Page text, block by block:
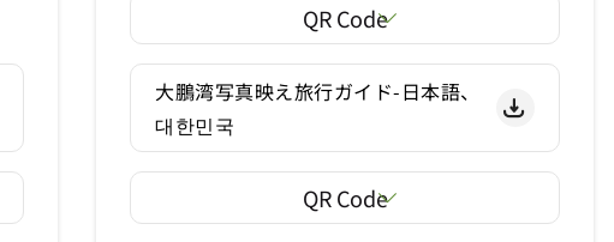
QR Code
大鵬湾写真映え旅行ガイド-日本語、
대한민국
QR Code